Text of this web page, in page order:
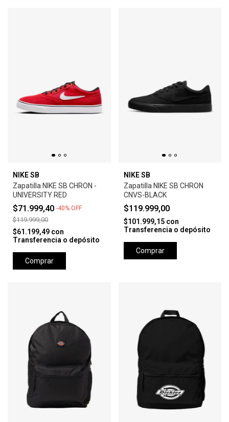
NIKE SB
Zapatilla NIKE SB CHRON -
UNIVERSITY RED
$71.999,40 -40% OFF
$119.999,00
$61.199,49 con
Transferencia o depósito
Comprar
NIKE SB
Zapatilla NIKE SB CHRON
CNVS-BLACK
$119.999,00
$101.999,15 con
Transferencia o depósito
Comprar